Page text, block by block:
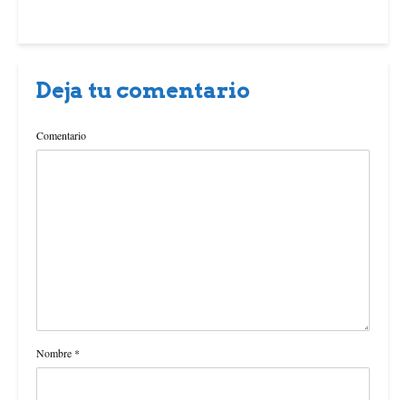
Deja tu comentario
Comentario
Nombre *